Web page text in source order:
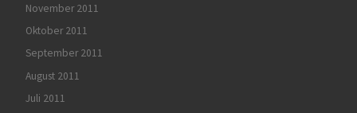
November 2011
Oktober 2011
September 2011
August 2011
Juli 2011